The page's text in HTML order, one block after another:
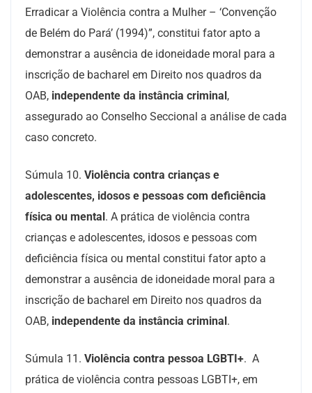
Erradicar a Violência contra a Mulher – ‘Convenção
de Belém do Pará’ (1994)”, constitui fator apto a
demonstrar a ausência de idoneidade moral para a
inscrição de bacharel em Direito nos quadros da
OAB, independente da instância criminal,
assegurado ao Conselho Seccional a análise de cada
caso concreto.
Súmula 10. Violência contra crianças e
adolescentes, idosos e pessoas com deficiência
física ou mental. A prática de violência contra
crianças e adolescentes, idosos e pessoas com
deficiência física ou mental constitui fator apto a
demonstrar a ausência de idoneidade moral para a
inscrição de bacharel em Direito nos quadros da
OAB, independente da instância criminal.
Súmula 11 . Violência contra pessoa LGBTI+. A
prática de violência contra pessoas LGBTI+, em